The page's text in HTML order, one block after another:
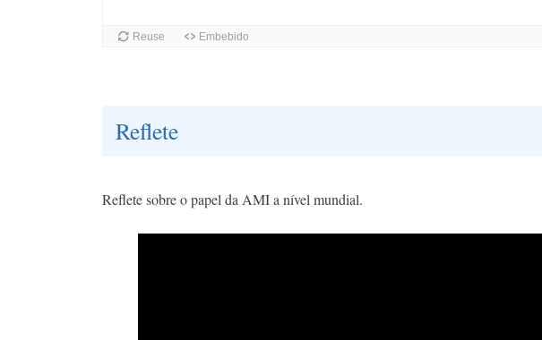
Reflete
Reflete sobre o papel da AMI a nível mundial.